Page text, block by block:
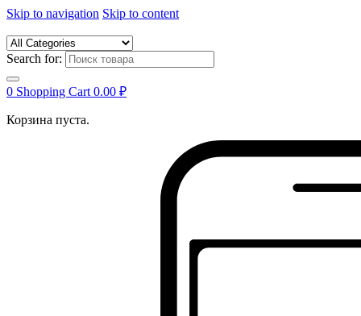
Skip to navigation Skip to content
Search for:
0 Shopping Cart 0.00 ₽
Корзина пуста.